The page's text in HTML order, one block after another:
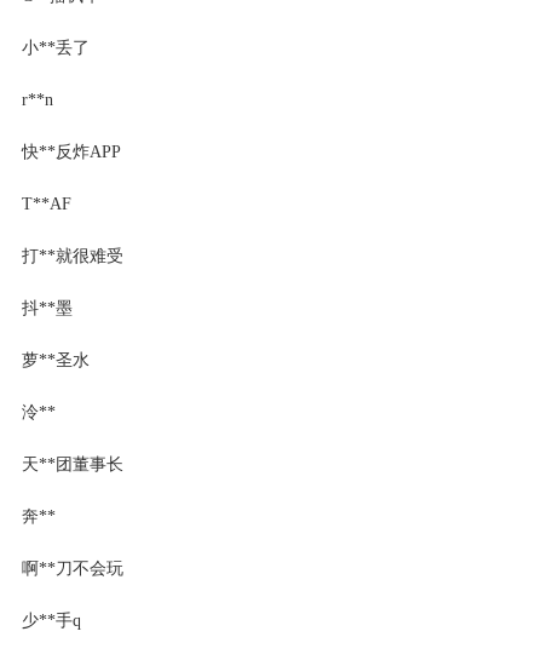
小**丢了
r**n
快**反炸APP
T**AF
打**就很难受
抖**墨
萝**圣水
泠**
天**团董事长
奔**
啊**刀不会玩
少**手q